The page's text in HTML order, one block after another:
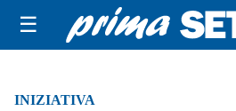
☰
INIZIATIVA